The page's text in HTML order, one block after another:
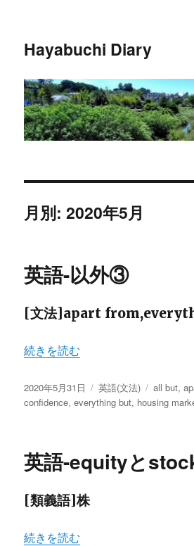
Hayabuchi Diary
月別: 2020年5月
英語-以外③
[文法]apart
“英語-以外③” の
続きを読む
投
稿
2020年5月31日
カ
テ
英語(文法)
タ
グ
all but,
confidence,everything but, housing
英語-equityと
[類義語]株
“英語-equityとstockの違い” の
続きを読む